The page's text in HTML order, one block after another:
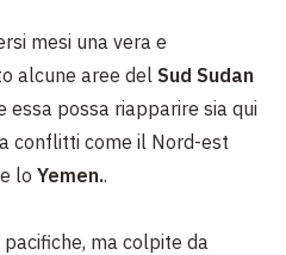
mesi una vera e
alcune aree del Sud Sudan
essa possa riapparire sia qui
conflitti come il Nord-est
e lo Yemen..
ma colpite da